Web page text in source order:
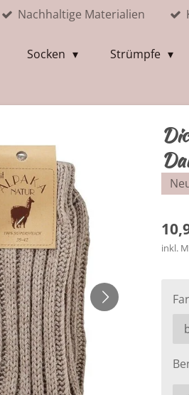
Nachhaltige Materialien
Socken Strümpfe
inkl.